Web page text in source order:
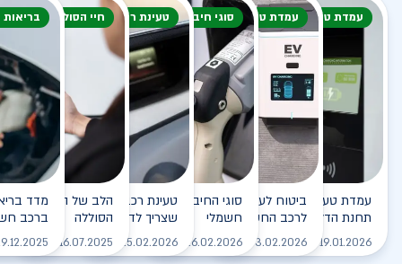
עמדת טעינה
עמדת טעינה - הסוף של
תחנת הדלק?
19.01.2026 לקריאה
עמדת טעינה
ביטוח לעמדת טעינה ביתית
לרכב החשמלי
03.02.2026 לקריאה
סוגי חיבור
סוגי החיבורים לטעינת רכב
חשמלי
26.02.2026 לקריאה
טעינת רכב חשמלי
טעינת רכב חשמלי - כל מה
שצריך לדעת
25.02.2026 לקריאה
חיי הסוללה
הלב של הרכב
הסוללה
16.07.2025
ברכב